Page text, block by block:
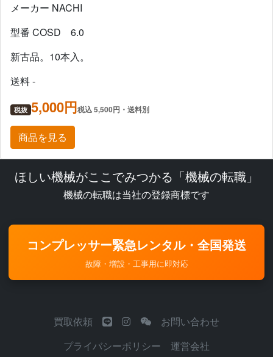
メーカー NACHI
型番 COSD 6.0
新古品。10本入。
送料 -
税抜 5,000円税込 5,500円・送料別
商品を見る
ほしい機械がここでみつかる「機械の転職」
機械の転職は当社の登録商標です
コンプレッサー緊急レンタル・全国発送
故障・増設・工事用に即対応
買取依頼
お問い合わせ
プライバシーポリシー
運営会社